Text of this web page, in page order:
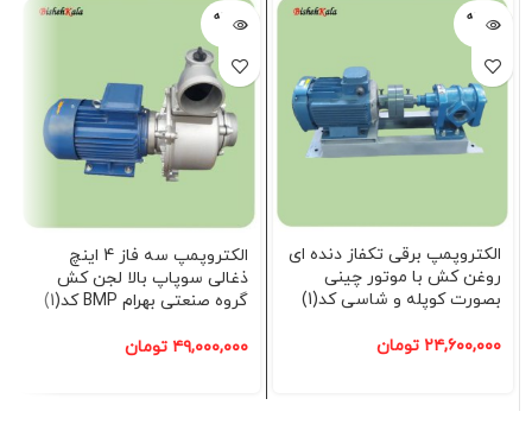
فروخته
شده
الکتروپمپ برقی تکفاز دنده ای
روغن کش با موتور چینی
بصورت کوپله و شاسی کد(1)
۲۴,۶۰۰,۰۰۰ تومان
فروخته
شده
الکتروپمپ سه فاز 4 اینچ
ذغالی سوپاپ بالا لجن کش
گروه صنعتی بهرام BMP کد(1)
۴۹,۰۰۰,۰۰۰ تومان